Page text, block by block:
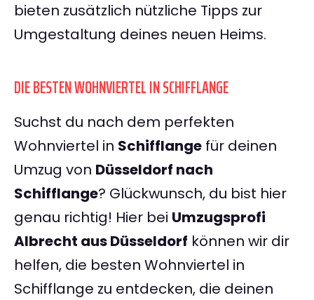
bieten zusätzlich nützliche Tipps zur
Umgestaltung deines neuen Heims.
DIE BESTEN WOHNVIERTEL IN SCHIFFLANGE
Suchst du nach dem perfekten
Wohnviertel in Schifflange für deinen
Umzug von Düsseldorf nach
Schifflange? Glückwunsch, du bist hier
genau richtig! Hier bei Umzugsprofi
Albrecht aus Düsseldorf können wir dir
helfen, die besten Wohnviertel in
Schifflange zu entdecken, die deinen